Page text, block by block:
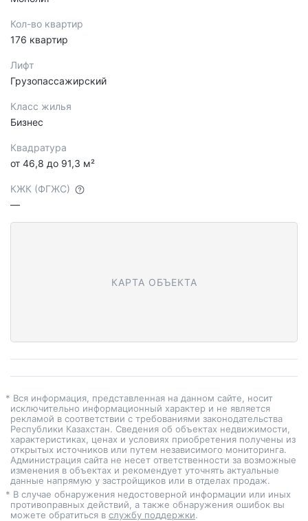
Кол-во квартир
176 квартир
Лифт
Грузопассажирский
Класс жилья
Бизнес
Квадратура
от 46,8 до 91,3 м²
КЖК (ФГЖС)
—
КАРТА ОБЪЕКТА
* Вся информация, представленная на данном сайте, носит
исключительно информационный характер и не является
рекламой в соответствии с требованиями законодательства
Республики Казахстан. Сведения об объектах недвижимости,
характеристиках, ценах и условиях приобретения получены из
открытых источников или путем независимого мониторинга.
Администрация сайта не несет ответственности за возможные
изменения в объектах и рекомендует уточнять актуальные
данные напрямую у застройщиков или в отделах продаж.
* В случае обнаружения недостоверной информации или иных
противоправных действий, а также обнаружения ошибок вы
можете обратиться в службу поддержки.